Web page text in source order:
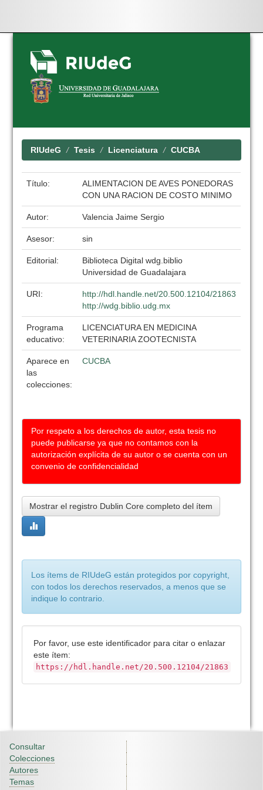
Skip
navigation
RIUdeG Tesis Licenciatura CUCBA
Título:
ALIMENTACION DE AVES PONEDORAS
CON UNA RACION DE COSTO MINIMO
Autor: Valencia Jaime Sergio
Asesor: sin
Editorial:
Biblioteca Digital wdg.biblio
Universidad de Guadalajara
URI:
http://hdl.handle.net/20.500.12104/21863
http://wdg.biblio.udg.mx
Programa
educativo:
LICENCIATURA EN MEDICINA
VETERINARIA ZOOTECNISTA
Aparece en
las
colecciones:
CUCBA
Por respeto a los derechos de autor, esta tesis no
puede publicarse ya que no contamos con la
autorización explícita de su autor o se cuenta con un
convenio de confidencialidad
Mostrar el registro Dublin Core completo del ítem
Los ítems de RIUdeG están protegidos por copyright,
con todos los derechos reservados, a menos que se
indique lo contrario.
Por favor, use este identificador para citar o enlazar
este ítem:
https://hdl.handle.net/20.500.12104/21863
Consultar
Colecciones
Autores
Temas